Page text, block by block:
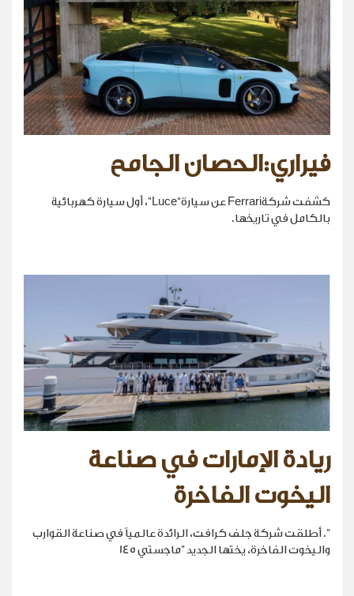
فيراري:الحصان الجامح
كشفت شركةFerrari عن سيارة“Luce”، أول سيارة كهربائية
بالكامل في تاريخها.
ريادة الإمارات في صناعة
اليخوت الفاخرة
". أطلقت شركة جلف كرافت، الرائدة عالمياً في صناعة القوارب
واليخوت الفاخرة، يختها الجديد "ماجستي 145